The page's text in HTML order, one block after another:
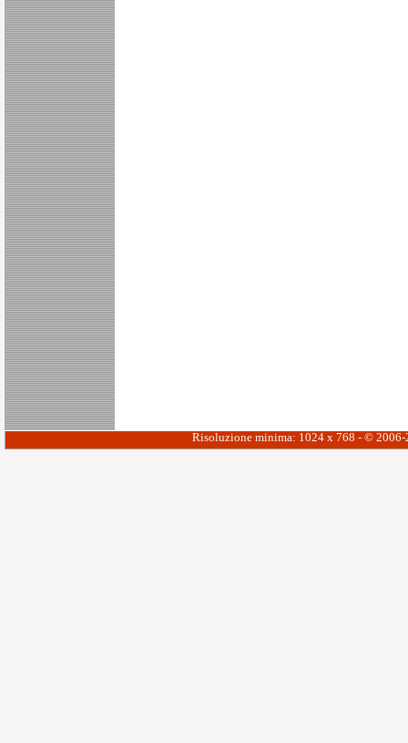
Risoluzione minima: 1024 x 768 - ©